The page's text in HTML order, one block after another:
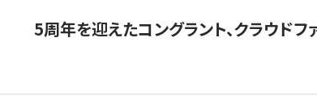
5周年を迎えたコングラント、クラウド